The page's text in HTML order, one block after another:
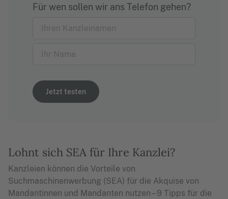
Für wen sollen wir ans Telefon gehen?
Jetzt testen
Lohnt sich SEA für Ihre Kanzlei?
Kanzleien können die Vorteile von
Suchmaschinenwerbung (SEA) für die Akquise von
Mandantinnen und Mandanten nutzen – 9 Tipps für die